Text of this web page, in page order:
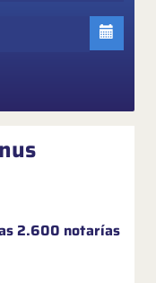
2.600 notarías